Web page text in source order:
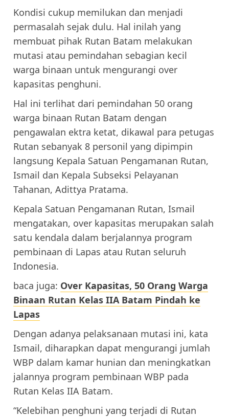
Kondisi cukup memilukan dan menjadi
permasalah sejak dulu. Hal inilah yang
membuat pihak Rutan Batam melakukan
mutasi atau pemindahan sebagian kecil
warga binaan untuk mengurangi over
kapasitas penghuni.
Hal ini terlihat dari pemindahan 50 orang
warga binaan Rutan Batam dengan
pengawalan ektra ketat, dikawal para petugas
Rutan sebanyak 8 personil yang dipimpin
langsung Kepala Satuan Pengamanan Rutan,
Ismail dan Kepala Subseksi Pelayanan
Tahanan, Adittya Pratama.
Kepala Satuan Pengamanan Rutan, Ismail
mengatakan, over kapasitas merupakan salah
satu kendala dalam berjalannya program
pembinaan di Lapas atau Rutan seluruh
Indonesia.
baca juga: Over Kapasitas, 50 Orang Warga
Binaan Rutan Kelas IIA Batam Pindah ke
Lapas
Dengan adanya pelaksanaan mutasi ini, kata
Ismail, diharapkan dapat mengurangi jumlah
WBP dalam kamar hunian dan meningkatkan
jalannya program pembinaan WBP pada
Rutan Kelas IIA Batam.
“Kelebihan penghuni yang terjadi di Rutan